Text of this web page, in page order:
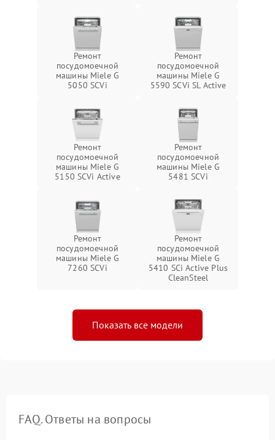
Ремонт
посудомоечной
машины Miele G
5050 SCVi
Ремонт
посудомоечной
машины Miele G
5590 SCVi SL Active
Ремонт
посудомоечной
машины Miele G
5150 SCVi Active
Ремонт
посудомоечной
машины Miele G
5481 SCVi
Ремонт
посудомоечной
машины Miele G
7260 SCVi
Ремонт
посудомоечной
машины Miele G
5410 SCi Active Plus
CleanSteel
Показать все модели
FAQ. Ответы на вопросы